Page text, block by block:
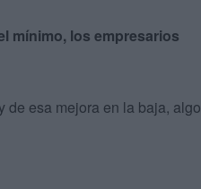
mínimo, los empresarios
de esa mejora en la baja, algo